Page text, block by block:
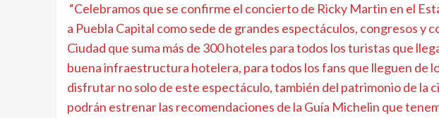
“Celebramos que se confirme el concierto de Ricky Martin en el
a Puebla Capital como sede de grandes espectáculos, congresos y
Ciudad que suma más de 300 hoteles para todos los turistas que
buena infraestructura hotelera, para todos los fans que lleguen de
disfrutar no solo de este espectáculo, también del patrimonio de la
podrán estrenar las recomendaciones de la Guía Michelin que